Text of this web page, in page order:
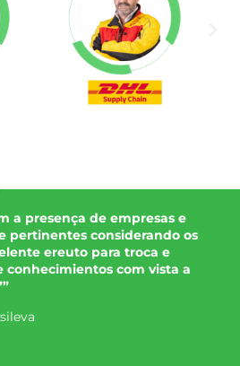
a presença de empresas e
pertinentes considerando os
ereuto para troca e
conhecimientos com vista a